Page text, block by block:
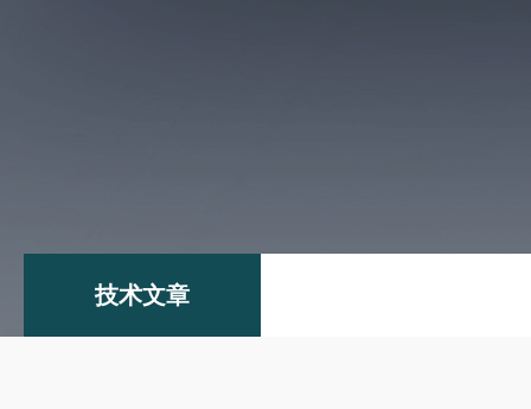
技术文章